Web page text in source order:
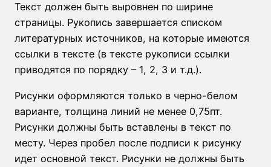
Текст должен быть выровнен по ширине
страницы. Рукопись завершается списком
литературных источников, на которые имеются
ссылки в тексте (в тексте рукописи ссылки
приводятся по порядку – 1, 2, 3 и т.д.).
Рисунки оформляются только в черно-белом
варианте, толщина линий не менее 0,75пт.
Рисунки должны быть вставлены в текст по
месту. Через пробел после подписи к рисунку
идет основной текст. Рисунки не должны быть